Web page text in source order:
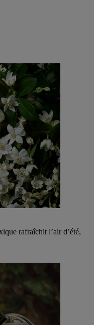
rafraîchit l’air d’été,